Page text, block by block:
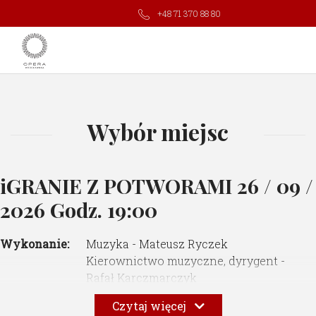
+48 71 370 88 80
Wybór miejsc
iGRANIE Z POTWORAMI 26 / 09 /
2026 Godz. 19:00
Wykonanie:
Muzyka - Mateusz Ryczek
Kierownictwo muzyczne, dyrygent -
Rafał Karczmarczyk
Libretto - Justyna Skoczek
Reżyseria - Marta Streker
Czytaj więcej